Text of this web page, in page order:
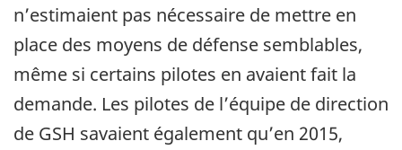
n’estimaient pas nécessaire de mettre en
place des moyens de défense semblables,
même si certains pilotes en avaient fait la
demande. Les pilotes de l’équipe de direction
de GSH savaient également qu’en 2015,